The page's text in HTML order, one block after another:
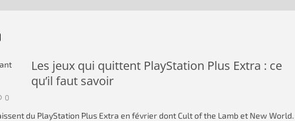
Les jeux qui quittent PlayStation Plus Extra : ce
qu’il faut savoir
0
du PlayStation Plus Extra en février dont Cult of the Lamb et New World.